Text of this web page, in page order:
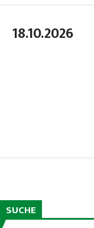
18.10.2026
SUCHE